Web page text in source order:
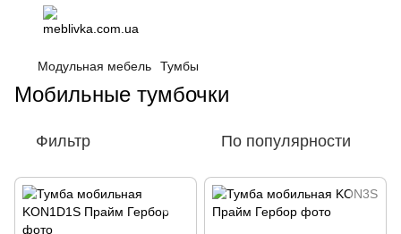
Модульная мебель Тумбы
Мобильные тумбочки
Фильтр По популярности